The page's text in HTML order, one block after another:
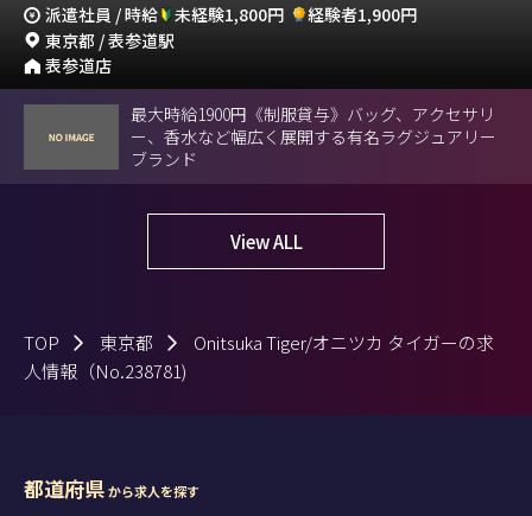
派遣社員 / 時給 未経験1,800円
経験者1,900円
東京都 / 表参道駅
表参道店
最大時給1900円《制服貸与》バッグ、アクセサリ
ー、香水など幅広く展開する有名ラグジュアリー
ブランド
View ALL
TOP 東京都
Onitsuka Tiger/オニツカ タイガーの求
人情報（No.238781)
都道府県から求人を探す